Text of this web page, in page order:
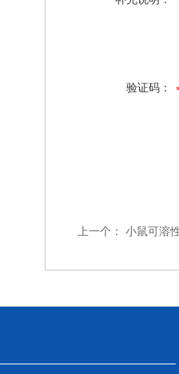
验证码：
上一个： 小鼠可溶